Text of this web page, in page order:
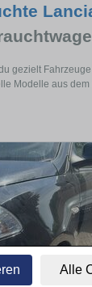
Alle
gezielt
Modelle aus